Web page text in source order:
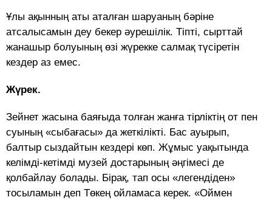
Ұлы ақынның аты аталған шаруаның бәріне
атсалысамын деу бекер әурешілік. Тіпті, сырттай
жанашыр болуының өзі жүрекке салмақ түсіретін
кездер аз емес.
Жүрек.
Зейнет жасына баяғыда толған жанға тірліктің от пен
суының «сыбағасы» да жеткілікті. Бас ауырып,
балтыр сыздайтын кездері көп. Жұмыс уақытында
келімді-кетімді музей достарының әңгімесі де
қолбайлау болады. Бірақ, тап осы «легендіден»
тосыламын деп Төкең ойламаса керек. «Оймен